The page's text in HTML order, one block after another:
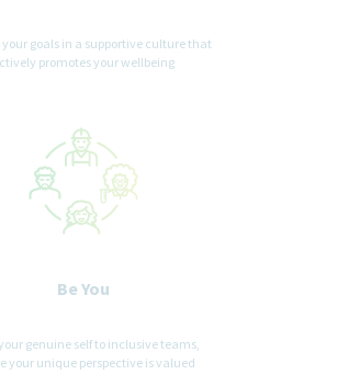
goals in a supportive culture that
promotes your wellbeing
Be You
genuine self to inclusive teams,
your unique perspective is valued